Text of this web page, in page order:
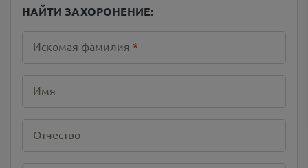
НАЙТИ ЗАХОРОНЕНИЕ:
Искомая фамилия *
Имя
Отчество